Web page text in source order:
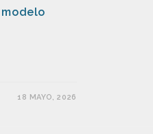
18 MAYO, 2026